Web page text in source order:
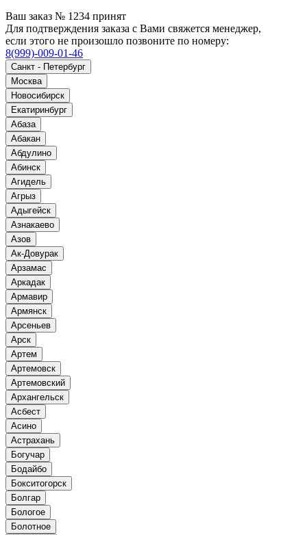
Ваш заказ № 1234 принят
Для подтверждения заказа с Вами свяжется менеджер,
если этого не произошло позвоните по номеру:
8(999)-009-01-46
Санкт - Петербург
Москва
Новосибирск
Екатиринбург
Абаза
Абакан
Абдулино
Абинск
Агидель
Агрыз
Адыгейск
Азнакаево
Азов
Ак-Довурак
Арзамас
Аркадак
Армавир
Армянск
Арсеньев
Арск
Артем
Артемовск
Артемовский
Архангельск
Асбест
Асино
Астрахань
Богучар
Бодайбо
Бокситогорск
Болгар
Бологое
Болотное